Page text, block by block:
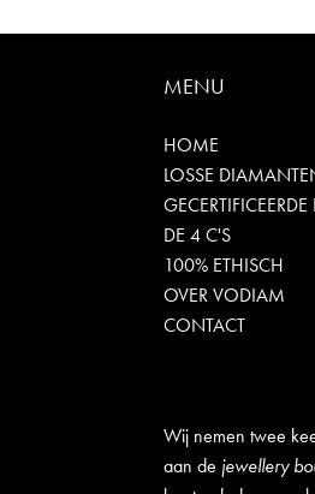
MENU
HOME
LOSSE
DE 4 C'S
100% ETHISCH
OVER VODIAM
CONTACT
Wij nemen twee
aan de jewellery